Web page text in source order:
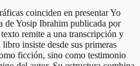
coinciden en presentar Yo
de Yosip Ibrahim publicada por
remite a una transcripción y
insiste desde sus primeras
ficción, sino como testimonio